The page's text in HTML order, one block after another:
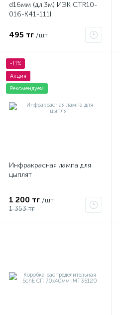
d16мм (дл.3м) ИЭК CTR10-
016-K41-111I
495 тг /шт
-11%
Акция
Рекомендуем
Инфракрасная лампа для
цыплят
1 200 тг /шт
1 353 тг